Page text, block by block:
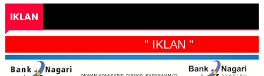
IKLAN
" IKLAN "